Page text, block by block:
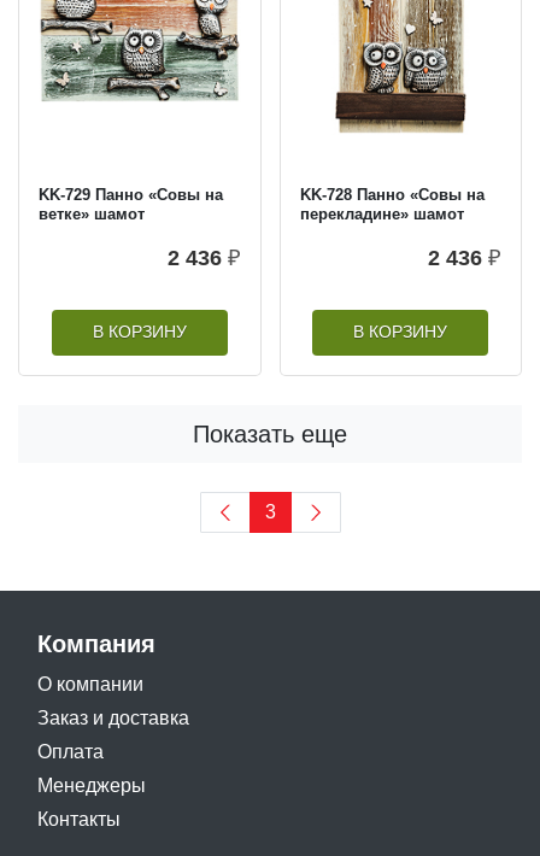
KK-729 Панно «Совы на
ветке» шамот
2 436 ₽
В КОРЗИНУ
KK-728 Панно «Совы на
перекладине» шамот
2 436 ₽
В КОРЗИНУ
Показать еще
3
Компания
О компании
Заказ и доставка
Оплата
Менеджеры
Контакты